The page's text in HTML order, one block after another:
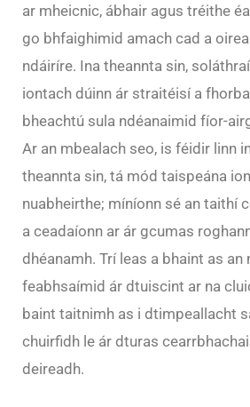
ar mheicnic, ábhair agus tréithe
go bhfaighimid amach cad a
ndáiríre. Ina theannta sin,
iontach dúinn ár straitéisí a
bheachtú sula ndéanaimid fíor-
Ar an mbealach seo, is féidir linn
theannta sin, tá mód taispeána
nuabheirthe; míníonn sé an taithí
a ceadaíonn ar ár gcumas
dhéanamh. Trí leas a bhaint as an
feabhsaímid ár dtuiscint ar na
baint taitnimh as i dtimpeallacht
chuirfidh le ár dturas
deireadh.